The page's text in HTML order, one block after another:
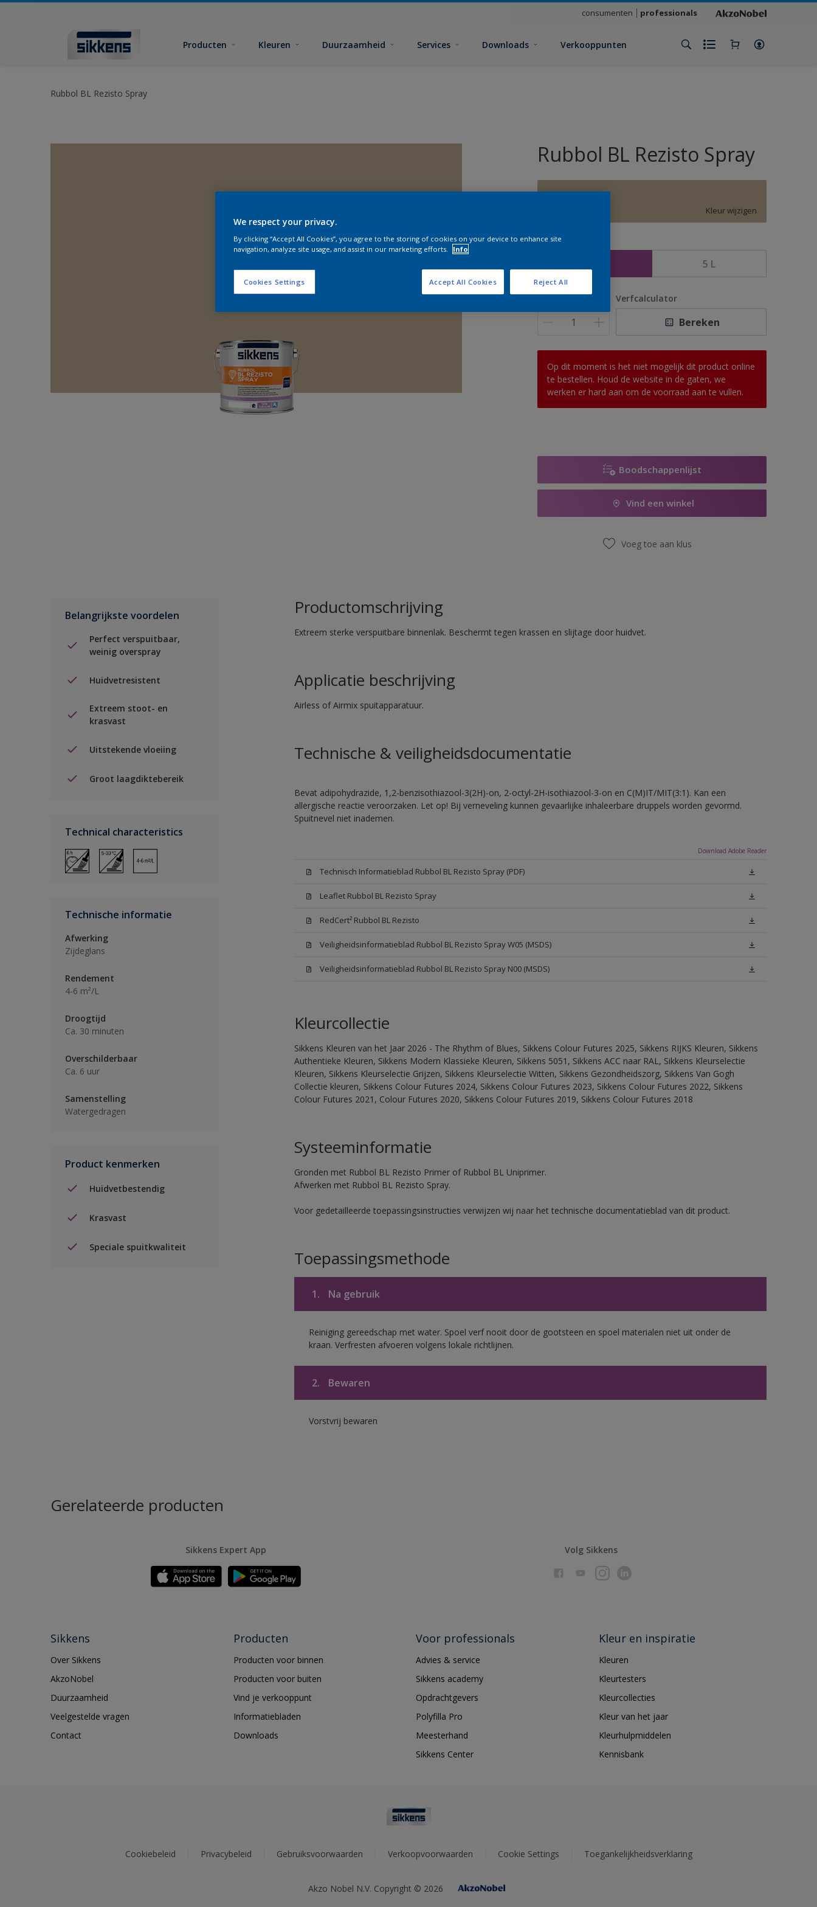
consumenten professionals
Producten Kleuren Duurzaamheid Services Downloads Verkooppunten
Rubbol BL Rezisto Spray
Rubbol BL Rezisto Spray
Kleur wijzigen
Grootte
5 L
Aantal Verfcalculator
Bereken
Op dit moment is het niet mogelijk dit product online
te bestellen. Houd de website in de gaten, we
werken er hard aan om de voorraad aan te vullen.
Boodschappenlijst
Vind een winkel
Voeg toe aan klus
Belangrijkste voordelen
Perfect verspuitbaar,
weinig overspray
Huidvetresistent
Extreem stoot- en
krasvast
Uitstekende vloeiing
Groot laagdiktebereik
Technical characteristics
Technische informatie
Afwerking
Zijdeglans
Rendement
4-6 m²/L
Droogtijd
Ca. 30 minuten
Overschilderbaar
Ca. 6 uur
Samenstelling
Watergedragen
Product kenmerken
Huidvetbestendig
Krasvast
Speciale spuitkwaliteit
Productomschrijving
Extreem sterke verspuitbare binnenlak. Beschermt tegen krassen en slijtage door huidvet.
Applicatie beschrijving
Airless of Airmix spuitapparatuur.
Technische & veiligheidsdocumentatie
Bevat adipohydrazide, 1,2-benzisothiazool-3(2H)-on, 2-octyl-2H-isothiazool-3-on en C(M)IT/MIT(3:1). Kan een
allergische reactie veroorzaken. Let op! Bij verneveling kunnen gevaarlijke inhaleerbare druppels worden gevormd.
Spuitnevel niet inademen.
Download Adobe Reader
Technisch Informatieblad Rubbol BL Rezisto Spray (PDF)
Leaflet Rubbol BL Rezisto Spray
RedCert² Rubbol BL Rezisto
Veiligheidsinformatieblad Rubbol BL Rezisto Spray W05 (MSDS)
Veiligheidsinformatieblad Rubbol BL Rezisto Spray N00 (MSDS)
Kleurcollectie
Sikkens Kleuren van het Jaar 2026 - The Rhythm of Blues, Sikkens Colour Futures 2025, Sikkens RIJKS Kleuren, Sikkens
Authentieke Kleuren, Sikkens Modern Klassieke Kleuren, Sikkens 5051, Sikkens ACC naar RAL, Sikkens Kleurselectie
Kleuren, Sikkens Kleurselectie Grijzen, Sikkens Kleurselectie Witten, Sikkens Gezondheidszorg, Sikkens Van Gogh
Collectie kleuren, Sikkens Colour Futures 2024, Sikkens Colour Futures 2023, Sikkens Colour Futures 2022, Sikkens
Colour Futures 2021, Colour Futures 2020, Sikkens Colour Futures 2019, Sikkens Colour Futures 2018
Systeeminformatie
Gronden met Rubbol BL Rezisto Primer of Rubbol BL Uniprimer.
Afwerken met Rubbol BL Rezisto Spray.
Voor gedetailleerde toepassingsinstructies verwijzen wij naar het technische documentatieblad van dit product.
Toepassingsmethode
1. Na gebruik
Reiniging gereedschap met water. Spoel verf nooit door de gootsteen en spoel materialen niet uit onder de
kraan. Verfresten afvoeren volgens lokale richtlijnen.
2. Bewaren
Vorstvrij bewaren
Gerelateerde producten
Sikkens Expert App Volg Sikkens
Sikkens
Over Sikkens
AkzoNobel
Duurzaamheid
Veelgestelde vragen
Contact
Producten
Producten voor binnen
Producten voor buiten
Vind je verkooppunt
Informatiebladen
Downloads
Voor professionals
Advies & service
Sikkens academy
Opdrachtgevers
Polyfilla Pro
Meesterhand
Sikkens Center
Kleur en inspiratie
Kleuren
Kleurtesters
Kleurcollecties
Kleur van het jaar
Kleurhulpmiddelen
Kennisbank
Cookiebeleid Privacybeleid Gebruiksvoorwaarden Verkoopvoorwaarden Cookie Settings Toegankelijkheidsverklaring
Akzo Nobel N.V. Copyright © 2026
We respect your privacy.
By clicking “Accept All Cookies”, you agree to the storing of cookies on your device to enhance site
navigation, analyze site usage, and assist in our marketing efforts.
Info
Cookies Settings Reject All
Accept All Cookies